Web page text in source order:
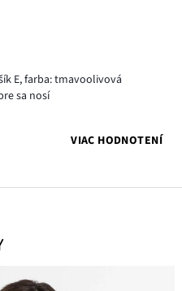
E,farba: tmavoolivová
sa nosí
VIAC HODNOTENÍ